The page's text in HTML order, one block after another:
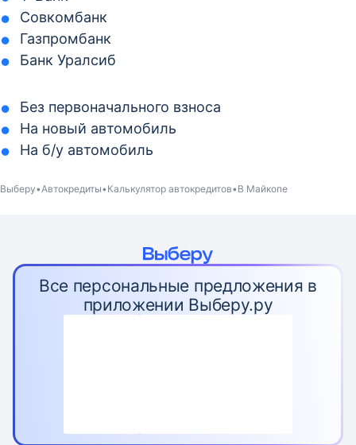
Совкомбанк
Газпромбанк
Банк Уралсиб
Без первоначального взноса
На новый автомобиль
На б/у автомобиль
Выберу Автокредиты Калькулятор автокредитов В Майкопе
Все персональные предложения в
приложении Выберу.ру